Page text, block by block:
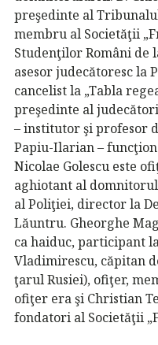
preşedinte al
membru al Societăţii
Studenţilor Români de
asesor judecătoresc la
cancelist la „Tabla
preşedinte al
– institutor şi profesor
Papiu-Ilarian –
Nicolae Golescu este
aghiotant al
al Poliţiei, director la
Lăuntru. Gheorghe
ca haiduc, participant
Vladimirescu, căpitan
ţarul Rusiei), ofiţer,
ofiţer era şi Christian
fondatori al Societăţii